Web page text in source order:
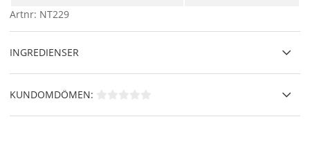
Artnr: NT229
INGREDIENSER
KUNDOMDÖMEN: